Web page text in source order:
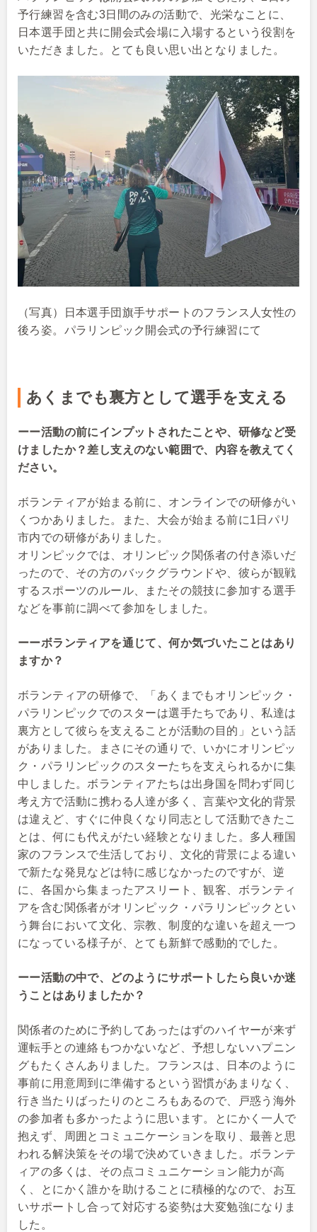
予行練習を含む3日間のみの活動で、光栄なことに、
日本選手団と共に開会式会場に入場するという役割を
いただきました。とても良い思い出となりました。
（写真）日本選手団旗手サポートのフランス人女性の
後ろ姿。パラリンピック開会式の予行練習にて
あくまでも裏方として選手を支える
ーー活動の前にインプットされたことや、研修など受
けましたか？差し支えのない範囲で、内容を教えてく
ださい。
ボランティアが始まる前に、オンラインでの研修がい
くつかありました。また、大会が始まる前に1日パリ
市内での研修がありました。
オリンピックでは、オリンピック関係者の付き添いだ
ったので、その方のバックグラウンドや、彼らが観戦
するスポーツのルール、またその競技に参加する選手
などを事前に調べて参加をしました。
ーーボランティアを通じて、何か気づいたことはあり
ますか？
ボランティアの研修で、「あくまでもオリンピック・
パラリンピックでのスターは選手たちであり、私達は
裏方として彼らを支えることが活動の目的」という話
がありました。まさにその通りで、いかにオリンピッ
ク・パラリンピックのスターたちを支えられるかに集
中しました。ボランティアたちは出身国を問わず同じ
考え方で活動に携わる人達が多く、言葉や文化的背景
は違えど、すぐに仲良くなり同志として活動できたこ
とは、何にも代えがたい経験となりました。多人種国
家のフランスで生活しており、文化的背景による違い
で新たな発見などは特に感じなかったのですが、逆
に、各国から集まったアスリート、観客、ボランティ
アを含む関係者がオリンピック・パラリンピックとい
う舞台において文化、宗教、制度的な違いを超え一つ
になっている様子が、とても新鮮で感動的でした。
ーー活動の中で、どのようにサポートしたら良いか迷
うことはありましたか？
関係者のために予約してあったはずのハイヤーが来ず
運転手との連絡もつかないなど、予想しないハプニン
グもたくさんありました。フランスは、日本のように
事前に用意周到に準備するという習慣があまりなく、
行き当たりばったりのところもあるので、戸惑う海外
の参加者も多かったように思います。とにかく一人で
抱えず、周囲とコミュニケーションを取り、最善と思
われる解決策をその場で決めていきました。ボランテ
ィアの多くは、その点コミュニケーション能力が高
く、とにかく誰かを助けることに積極的なので、お互
いサポートし合って対応する姿勢は大変勉強になりま
した。